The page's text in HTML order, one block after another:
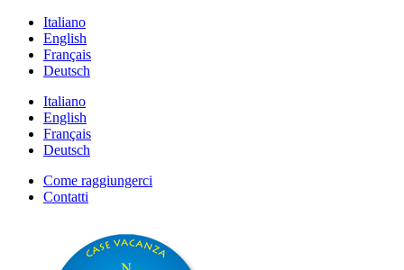
Italiano
English
Français
Deutsch
Italiano
English
Français
Deutsch
Come raggiungerci
Contatti